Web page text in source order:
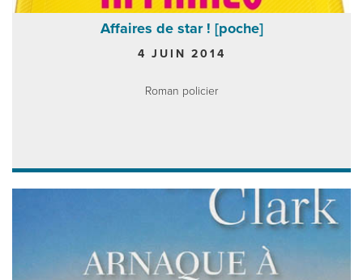
Affaires de star ! [poche]
4 JUIN 2014
Roman policier